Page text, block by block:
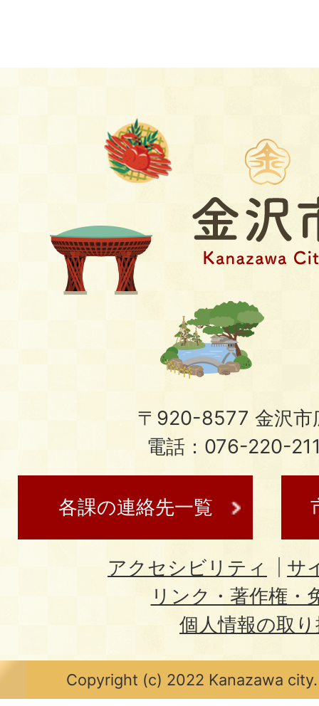
〒920-8577 金沢市
電話：076-220-
各課の連絡先一覧
アクセシビリティ
サ
リンク・著作権・
個人情報の取
Copyright (c) 2022 Kanazawa